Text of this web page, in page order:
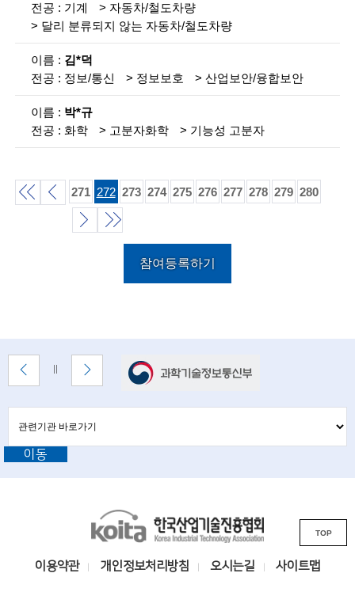
r
s
f
o
r
a
d
v
a
m
o
f
t
e
c
기계
자동차/철도차량
달리 분류되지 않는 자동차/철도차량
김*덕
정보/통신
정보보호 산업보안/융합보안
박*규
화학
고분자화학 기능성 고분자
271 272 273 274 275 276 277 278 279 280
참여등록하기
배
너
존
전
너
보
너
음
너
보
련
기
관
이동
K
o
이용약관 개인정보처리방침 오시는길 사이트맵
TOP